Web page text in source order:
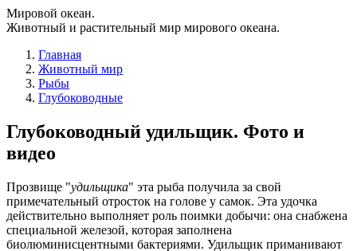
Мировой океан.
Животный и растительный мир мирового океана.
Главная
Животный мир
Рыбы
Глубоководные
Глубоководный удильщик. Фото и
видео
Прозвище "удильщика" эта рыба получила за свой
примечательный отросток на голове у самок. Эта удочка
действительно выполняет роль поимки добычи: она снабжена
специальной железой, которая заполнена
биолюминисцентными бактериями. Удильщик приманивают